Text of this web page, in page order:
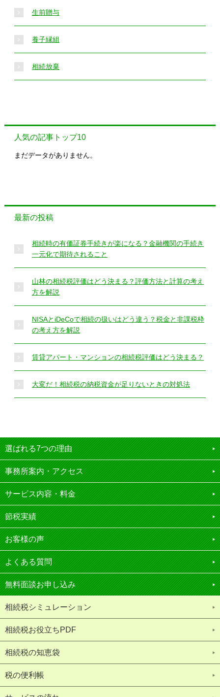
生前贈与
養子縁組
相続放棄
人気の記事トップ10
まだデータがありません。
最新の投稿
相続時の有価証券手続きが楽になる？金融機関の手続き
一元化で期待されること
山林の相続税評価はどう決まる？評価方法と計算の考え
方を解説
NISAとiDeCoで相続の扱いはどう違う？税金と非課税枠
の考え方を解説
賃貸アパート・マンションの相続税評価はどう決まる？
大変だ！相続税の納税資金が足りないときの対処法
選ばれる7つの理由
事務所案内・アクセス
サービス内容・料金
節税実績
お客様の声
よくある質問
無料面談お申し込み
相続税シミュレーション
相続税お役立ちPDF
相続税の知恵袋
税の便利帳